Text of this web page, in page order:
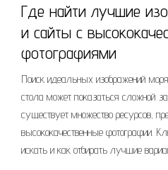
Где найти лучшие
и сайты с
фотографиями
Поиск идеальных изображений
стола может показаться сложной
существует множество ресурсов,
высококачественные фотографии.
искать и как отбирать лучшие